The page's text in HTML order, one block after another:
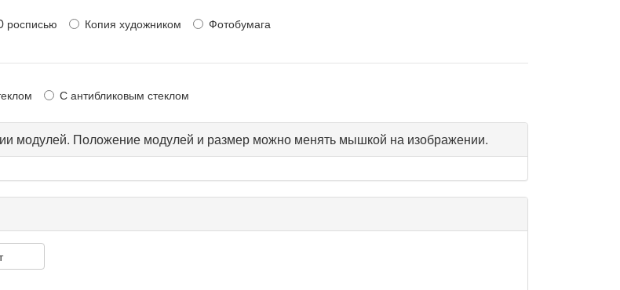
росписью Копия художником Фотобумага
С антибликовым стеклом
модулей. Положение модулей и размер можно менять мышкой на изображении.